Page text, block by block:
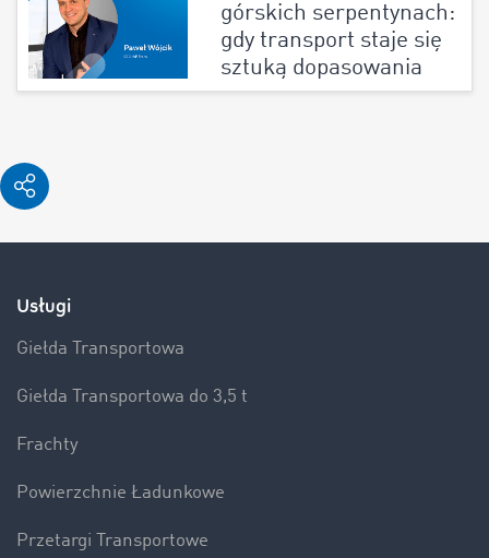
górskich serpentynach:
gdy transport staje się
sztuką dopasowania
Usługi
Giełda Transportowa
Giełda Transportowa do 3,5 t
Frachty
Powierzchnie Ładunkowe
Przetargi Transportowe